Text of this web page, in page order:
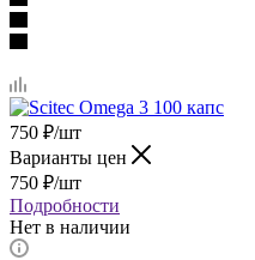
750 ₽/шт
Варианты цен
750 ₽/шт
Подробности
Нет в наличии